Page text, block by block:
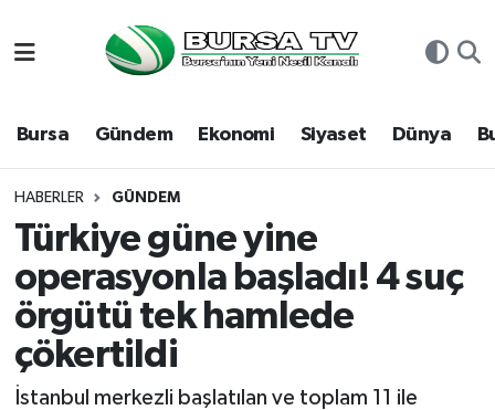
Bursa Gündem Ekonomi Siyaset Dünya
HABERLER GÜNDEM
Türkiye güne yine
operasyonla başladı! 4 suç
örgütü tek hamlede
çökertildi
İstanbul merkezli başlatılan ve toplam 11 ile
Bursa
Dünya
Eğitim
Ekonomi
Genel
Hava Durumu
Namaz Vakitleri
Trafik Durumu
Süper Lig Puan Durumu ve Fikstür
Tüm Manşetler